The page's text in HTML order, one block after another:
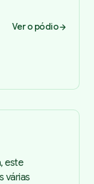
Ver o pódio
este
várias